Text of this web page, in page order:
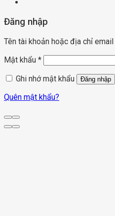
Đăng nhập
Tên tài khoản hoặc địa chỉ email
Mật khẩu *
Ghi nhớ mật khẩu
Đăng nhập
Quên mật khẩu?